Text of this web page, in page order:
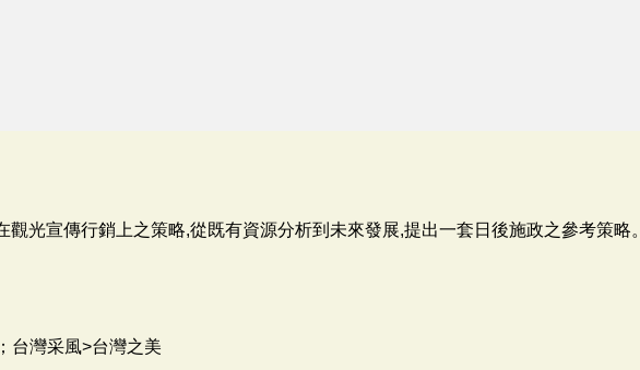
光宣傳行銷上之策略,從既有資源分析到未來發展,提出一套日後施政之參考策略。
台灣采風>台灣之美